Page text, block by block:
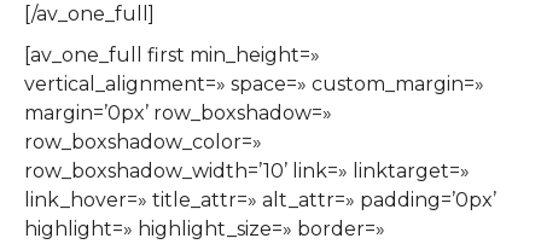
[/av_one_full]
[av_one_full first min_height=»
vertical_alignment=» space=» custom_margin=»
margin=’0px’ row_boxshadow=»
row_boxshadow_color=»
row_boxshadow_width=’10’ link=» linktarget=»
link_hover=» title_attr=» alt_attr=» padding=’0px’
highlight=» highlight_size=» border=»